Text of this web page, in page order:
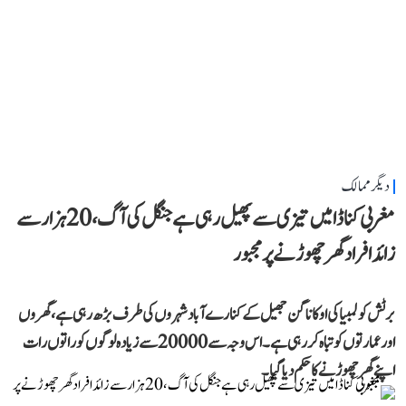
دیگر ممالک
مغربی کناڈا میں تیزی سے پھیل رہی ہے جنگل کی آگ، 20 ہزار سے
زائد افراد گھر چھوڑنے پر مجبور
برٹش کولمبیا کی اوکاناگن جھیل کے کنارے آباد شہروں کی طرف بڑھ رہی ہے، گھروں
اور عمارتوں کو تباہ کر رہی ہے۔ اس وجہ سے 20000 سے زیادہ لوگوں کو راتوں رات
اپنے گھر چھوڑنے کا حکم دیا گیا۔